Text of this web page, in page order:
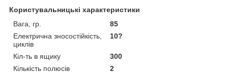
Користувальницькі характеристики
Вага, гр.
85
Електрична зносостійкість,
циклів
10?
Кіл-ть в ящику
300
Кількість полюсів
2